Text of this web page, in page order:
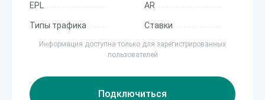
EPL AR
Типы трафика Ставки
Информация доступна только для зарегистрированных
пользователей
Подключиться